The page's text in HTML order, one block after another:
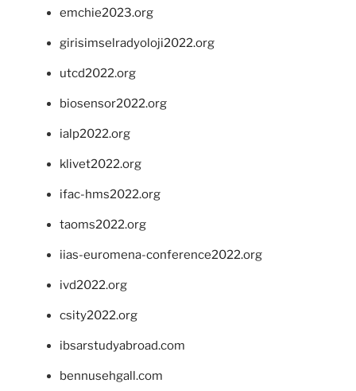
emchie2023.org
girisimselradyoloji2022.org
utcd2022.org
biosensor2022.org
ialp2022.org
klivet2022.org
ifac-hms2022.org
taoms2022.org
iias-euromena-conference2022.org
ivd2022.org
csity2022.org
ibsarstudyabroad.com
bennusehgall.com